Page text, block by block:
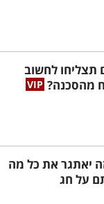
לחשוב
מהסכנה?
יאתגר את כל מה
על חג